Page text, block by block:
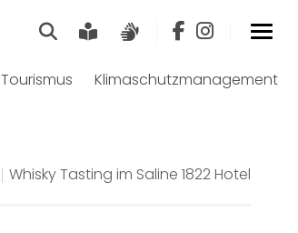
SucheLeichte Sprache
Tourismus Klimaschutzmanagement
Whisky Tasting im Saline 1822 Hotel